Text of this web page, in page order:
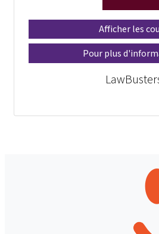
Afficher les
Pour plus